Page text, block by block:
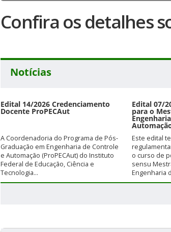
Confira os detalhes
Notícias
Edital 14/2026 Credenciamento
Docente ProPECAut
A Coordenadoria do Programa de Pós-
Graduação em Engenharia de Controle
e Automação (ProPECAut) do Instituto
Federal de Educação, Ciência e
Tecnologia...
Edital 07/
para o
Este edital
o curso de
sensu
Engenharia